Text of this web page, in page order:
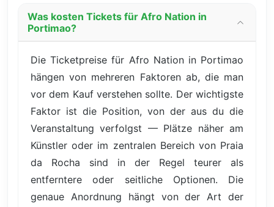
Was kosten Tickets für Afro Nation in
Portimao?
Die Ticketpreise für Afro Nation in Portimao
hängen von mehreren Faktoren ab, die man
vor dem Kauf verstehen sollte. Der wichtigste
Faktor ist die Position, von der aus du die
Veranstaltung verfolgst — Plätze näher am
Künstler oder im zentralen Bereich von Praia
da Rocha sind in der Regel teurer als
entferntere oder seitliche Optionen. Die
genaue Anordnung hängt von der Art der